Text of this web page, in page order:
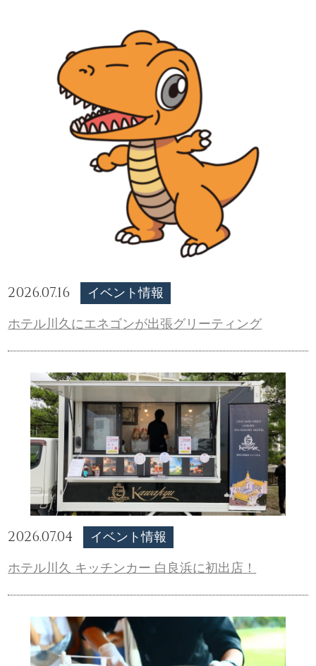
2026.07.16 イベント情報
ホテル川久にエネゴンが出張グリーティング
2026.07.04 イベント情報
ホテル川久 キッチンカー 白良浜に初出店！